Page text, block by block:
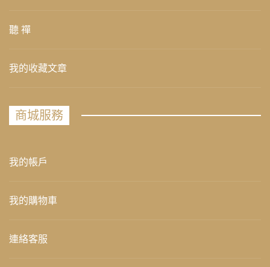
聽 禪
我的收藏文章
商城服務
我的帳戶
我的購物車
連絡客服